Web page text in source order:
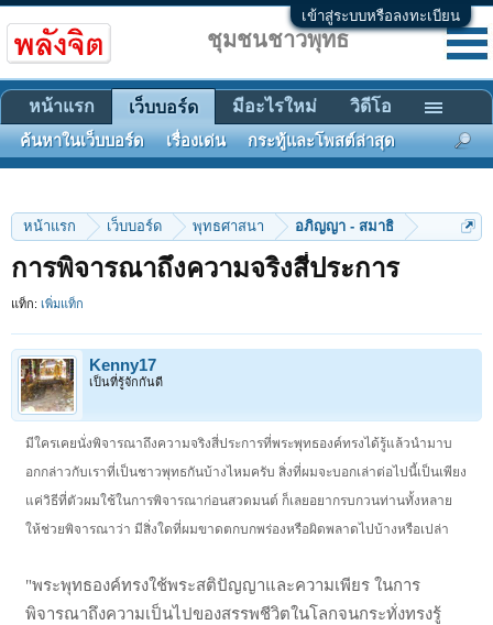
เข้าสู่ระบบหรือลงทะเบียน
หน้าแรก เว็บบอร์ด พุทธศาสนา อภิญญา - สมาธิ
การพิจารณาถึงความจริงสี่ประการ
แท็ก: เพิ่มแท็ก
Kenny17
เป็นที่รู้จักกันดี
มีใครเคยนั่งพิจารณาถึงความจริงสี่ประการที่พระพุทธองค์ทรงได้รู้แล้วนำมาบ
อกกล่าวกับเราที่เป็นชาวพุทธกันบ้างไหมครับ สิ่งที่ผมจะบอกเล่าต่อไปนี้เป็นเพียง
แค่วิธีที่ตัวผมใช้ในการพิจารณาก่อนสวดมนต์ ก็เลยอยากรบกวนท่านทั้งหลาย
ให้ช่วยพิจารณาว่า มีสิ่งใดที่ผมขาดตกบกพร่องหรือผิดพลาดไปบ้างหรือเปล่า
"พระพุทธองค์ทรงใช้พระสติปัญญาและความเพียร ในการ
พิจารณาถึงความเป็นไปของสรรพชีวิตในโลกจนกระทั่งทรงรู้
ชุมชนชาวพุทธ
หน้าแรก เว็บบอร์ด
ค้นหาในเว็บบอร์ด เรื่องเด่น กระทู้และโพสต์ล่าสุด
มีอะไรใหม่ วิดีโอ